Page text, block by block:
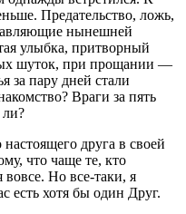
Предательство, ложь,
нынешней
улыбка, притворный
шуток, при прощании —
за пару дней стали
Враги за пять
друга в своей
что чаще те, кто
вовсе. Но все-таки, я
есть хотя бы один Друг.